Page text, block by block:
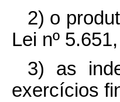
2) o
Lei nº
3) as
exercícios